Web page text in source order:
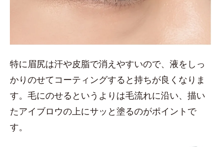
特に眉尻は汗や皮脂で消えやすいので、液をしっ
かりのせてコーティングすると持ちが良くなりま
す。毛にのせるというよりは毛流れに沿い、描い
たアイブロウの上にサッと塗るのがポイントで
す。